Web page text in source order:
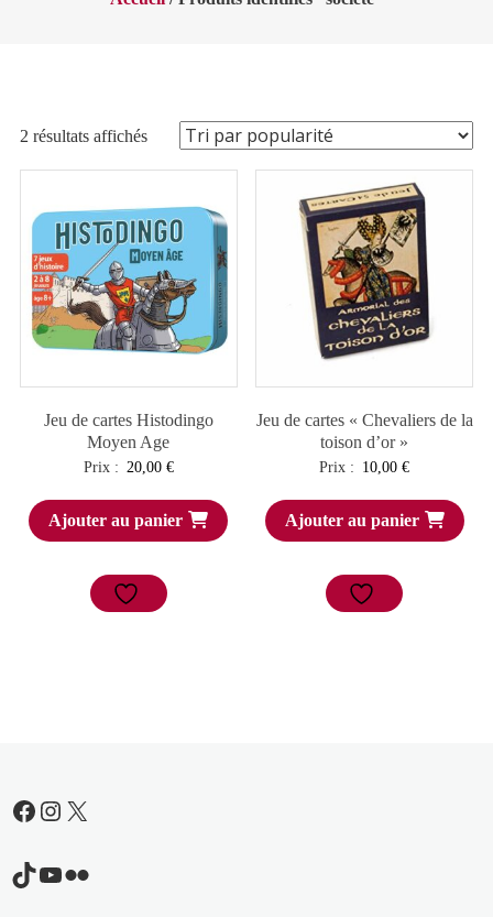
2 résultats affichésTrié
par
Jeu de cartes Histodingo
Moyen Age
Prix : 20,00 €
Ajouter au panier
Jeu de cartes « Chevaliers de la
toison d’or »
Prix : 10,00€
Ajouter au panier
Facebook
Instagram
X
TikTok
YouTube
Flickr